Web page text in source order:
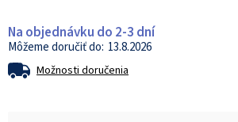
Na objednávku do 2-3 dní
13.8.2026
Možnosti doručenia